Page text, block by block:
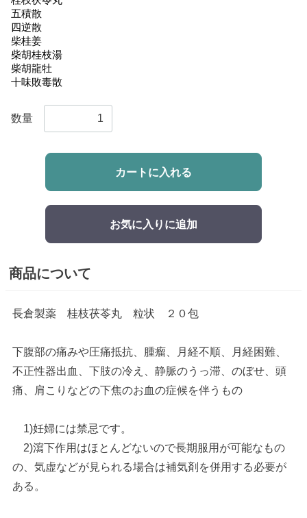
数量
カートに入れる
お気に入りに追加
商品について
長倉製薬 桂枝茯苓丸 粒状 ２０包
下腹部の痛みや圧痛抵抗、腫瘤、月経不順、月経困難、
不正性器出血、下肢の冷え、静脈のうっ滞、のぼせ、頭
痛、肩こりなどの下焦のお血の症候を伴うもの
1)妊婦には禁忌です。
2)瀉下作用はほとんどないので長期服用が可能なもの
の、気虚などが見られる場合は補気剤を併用する必要が
ある。